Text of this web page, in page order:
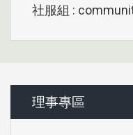
社服組 :
理事專區